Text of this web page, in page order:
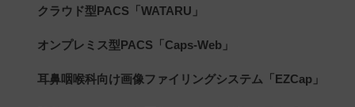
クラウド型PACS「WATARU」
オンプレミス型PACS「Caps-Web」
耳鼻咽喉科向け画像ファイリングシステム「EZCap」